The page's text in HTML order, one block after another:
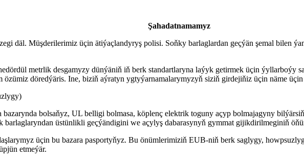
Şahadatnamamyz
däl. Müşderilerimiz üçin ätiýaçlandyryş polisi. Soňky barlaglardan geçýän şemal bilen
metrlik desgamyzy dünýäniň iň berk standartlaryna laýyk getirmek üçin ýyllarboýy
döredýäris. Ine, biziň aýratyn ygtyýarnamalarymyzyň siziň girdejiňiz üçin näme
bolsaňyz, UL belligi bolmasa, köplenç elektrik toguny açyp bolmajagyny
üstünlikli geçýändigini we açylyş dabarasynyň gymmat gijikdirilmeginiň
üçin bu bazara pasportyňyz. Bu önümlerimiziň EUB-niň berk saglygy,
etmeýär.